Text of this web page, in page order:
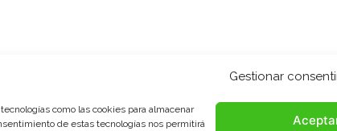
Gestionar
como las cookies para almacenar
de estas tecnologías nos permitirá